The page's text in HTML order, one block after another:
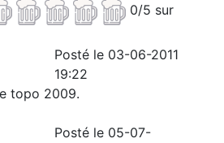
0/5 sur
Posté le 03-06-2011
19:22
topo 2009.
Posté le 05-07-